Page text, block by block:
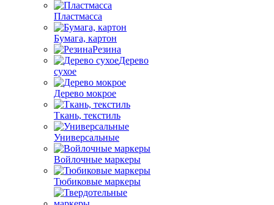
Пластмасса
Бумага, картон
Резина
Дерево
сухое
Дерево мокрое
Ткань, текстиль
Универсальные
Войлочные маркеры
Тюбиковые маркеры